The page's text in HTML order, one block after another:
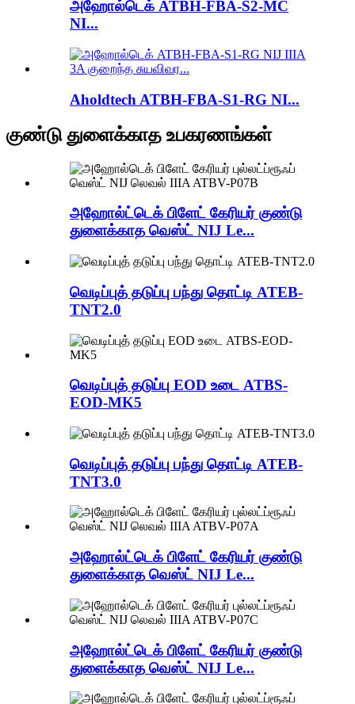
அஹோல்டெக் ATBH-FBA-S2-MC
NI...
Aholdtech ATBH-FBA-S1-RG NI...
குண்டு துளைக்காத உபகரணங்கள்
அஹோல்ட்டெக் பிளேட் கேரியர் குண்டு
துளைக்காத வெஸ்ட் NIJ Le...
வெடிப்புத் தடுப்பு பந்து தொட்டி ATEB-
TNT2.0
வெடிப்புத் தடுப்பு EOD உடை ATBS-
EOD-MK5
வெடிப்புத் தடுப்பு பந்து தொட்டி ATEB-
TNT3.0
அஹோல்ட்டெக் பிளேட் கேரியர் குண்டு
துளைக்காத வெஸ்ட் NIJ Le...
அஹோல்ட்டெக் பிளேட் கேரியர் குண்டு
துளைக்காத வெஸ்ட் NIJ Le...